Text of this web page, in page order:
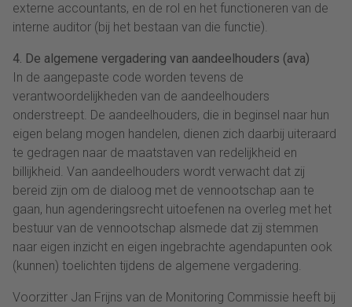
externe accountants, en de rol en het functioneren van de
interne auditor (bij het bestaan van die functie).
4. De algemene vergadering van aandeelhouders (ava)
In de aangepaste code worden tevens de
verantwoordelijkheden van de aandeelhouders
onderstreept. De aandeelhouders, die in beginsel naar hun
eigen belang mogen handelen, dienen zich daarbij uiteraard
te gedragen naar de maatstaven van redelijkheid en
billijkheid. Van aandeelhouders wordt verwacht dat zij
bereid zijn om de dialoog met de vennootschap aan te
gaan, hun agenderingsrecht uitoefenen na overleg met het
bestuur van de vennootschap alsmede dat zij stemmen
naar eigen inzicht en eigen ingebrachte agendapunten ook
(kunnen) toelichten tijdens de algemene vergadering.
Voorzitter Jan Frijns van de Monitoring Commissie heeft bij